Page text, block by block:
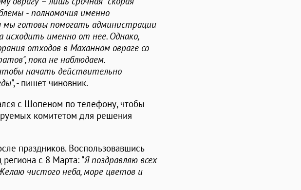
- полномочия именно
мы готовы помогать администрации
исходить именно от нее. Однако,
отходов в Маханном овраге со
пока не наблюдаем.
начать действительно
", - пишет чиновник.
с Шопеном по телефону, чтобы
комитетом для решения
праздников. Воспользовавшись
с 8 Марта: "Я поздравляю всех
чистого неба, море цветов и